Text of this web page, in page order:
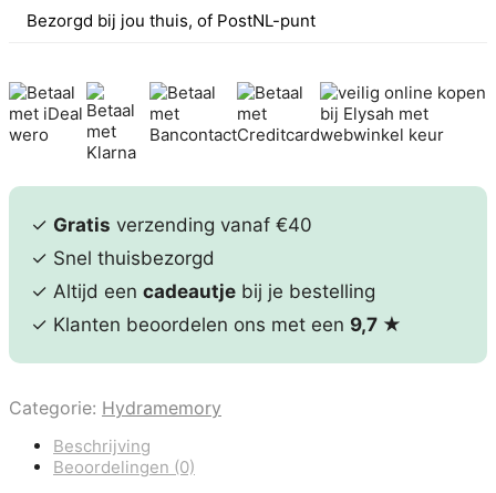
Bezorgd bij jou thuis, of PostNL-punt
✓ Gratis verzending vanaf €40
✓ Snel thuisbezorgd
✓ Altijd een cadeautje bij je bestelling
✓ Klanten beoordelen ons met een 9,7 ★
Categorie: Hydramemory
Beschrijving
Beoordelingen (0)